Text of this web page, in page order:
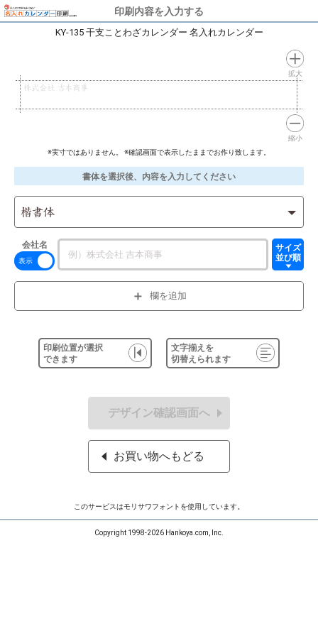
印刷内容を入力する
KY-135 干支ことわざカレンダー 名入れカレンダー
株式会社 吉本商事
拡大
縮小
※実寸ではありません。 ※確認画面で表示したままでお作り致します。
書体を選択後、内容を入力してください
楷書体
会社名
サイズ
並び順
欄を追加
印刷位置が選択
できます
文字揃えを
切替えられます
デザイン確認画面へ
お買い物へもどる
このサービスはモリサワフォントを使用しています。
Copyright 1998-2026 Hankoya.com, Inc.